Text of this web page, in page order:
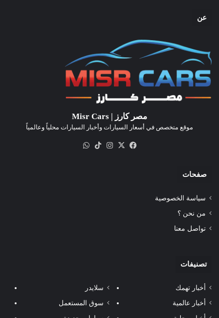
عن
مصر كارز | Misr Cars
موقع متخصص في أسعار السيارات وأخبار السيارات محلياً وعالمياً
فيسبوك
‫X انستقرام‫TikTok
صفحات
سياسة الخصوصية
من نحن ؟
تواصل معنا
تصنيفات
أخبار تهمك
أخبار عالمية
سلايدر
سوق المستعمل